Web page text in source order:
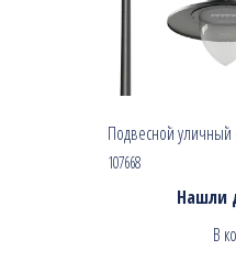
Подвесной уличный
107668
Нашли
В